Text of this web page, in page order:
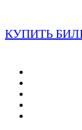
КУПИТЬ